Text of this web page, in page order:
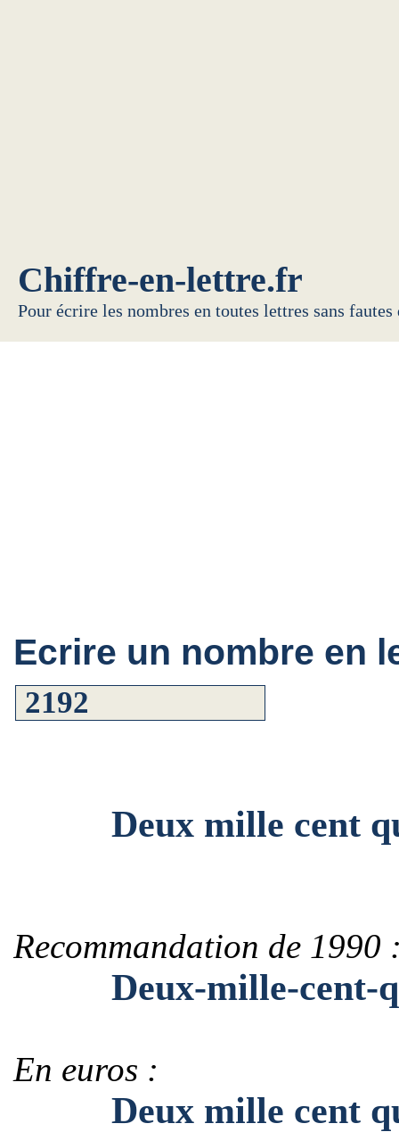
Chiffre-en-lettre.fr
Pour écrire les nombres en toutes lettres sans
Ecrire un nombre en
Deux mille cent
Recommandation de 1990
Deux-mille-cent-
En euros :
Deux mille cent